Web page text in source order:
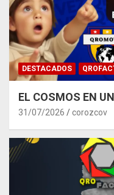
DESTACADOS
EL COSMOS EN
31/07/2026 corozcov